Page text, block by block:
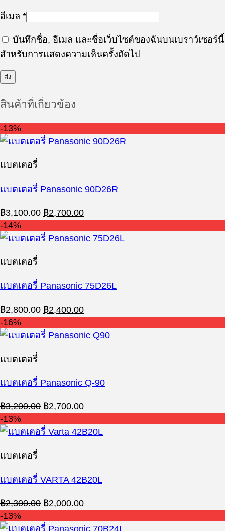
อีเมล *
บันทึกชื่อ, อีเมล และชื่อเว็บไซต์ของฉันบนเบราว์เซอร์นี้
สำหรับการแสดงความเห็นครั้งถัดไป
สินค้าที่เกี่ยวข้อง
-13%
แบตเตอรี่
แบตเตอรี่ Panasonic 90D26R
฿3,100.00 Original
price
was:
฿3,100.00.
฿2,700.00Current
price
is:
฿2,700.00.
-14%
แบตเตอรี่
แบตเตอรี่ Panasonic 75D26L
฿2,800.00 Original
price
was:
฿2,800.00.
฿2,400.00Current
price
is:
฿2,400.00.
-16%
แบตเตอรี่
แบตเตอรี่ Panasonic Q-90
฿3,200.00 Original
price
was:
฿3,200.00.
฿2,700.00Current
price
is:
฿2,700.00.
-13%
แบตเตอรี่
แบตเตอรี่ VARTA 42B20L
฿2,300.00 Original
price
was:
฿2,000.00Current
price
is:
-13%